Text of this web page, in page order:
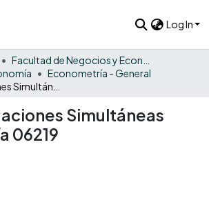
Log In
Econometría - General
Simultáneas
06219